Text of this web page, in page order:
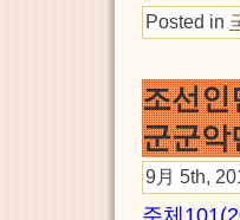
Posted in
조선인
군군악
9月 5th,